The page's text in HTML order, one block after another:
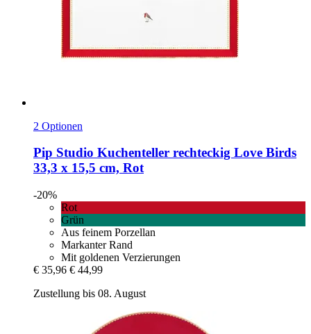
2 Optionen
Pip Studio Kuchenteller rechteckig Love Birds
33,3 x 15,5 cm, Rot
-20%
Rot
Grün
Aus feinem Porzellan
Markanter Rand
Mit goldenen Verzierungen
€ 35,96 € 44,99
Zustellung bis 08. August